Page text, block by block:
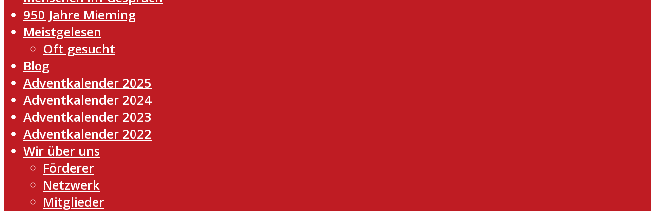
950 Jahre Mieming
Meistgelesen
Oft gesucht
Blog
Adventkalender 2025
Adventkalender 2024
Adventkalender 2023
Adventkalender 2022
Wir über uns
Förderer
Netzwerk
Mitglieder